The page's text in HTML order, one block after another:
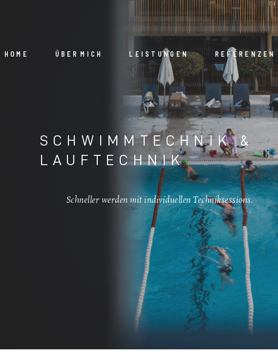
HOME ÜBER MICH LEISTUNGEN REFERENZEN
SCHWIMMTECHNIK &
LAUFTECHNIK
Schneller werden mit individuellen Techniksessions.